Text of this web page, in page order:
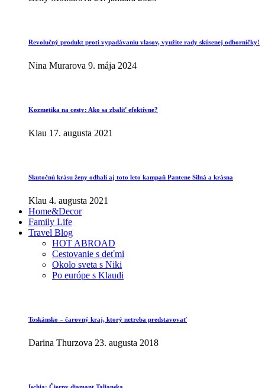
Revolučný produkt proti vypadávaniu vlasov, využite rady skúsenej odborníčky!
Nina Murarova 9. mája 2024
Kozmetika na cesty: Ako sa zbaliť efektívne?
Klau 17. augusta 2021
Skutočnú krásu ženy odhalí aj toto leto kampaň Pantene Silná a krásna
Klau 4. augusta 2021
Home&Decor
Family Life
Travel Blog
HOT ABROAD
Cestovanie s deťmi
Okolo sveta s Niki
Po európe s Klaudi
Toskánsko – čarovný kraj, ktorý netreba predstavovať
Darina Thurzova 23. augusta 2018
Ischia: Čierny diamant Talianska